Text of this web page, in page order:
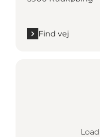
Find vej